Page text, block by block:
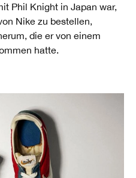
Phil Knight in Japan war,
Nike zu bestellen,
die er von einem
hatte.